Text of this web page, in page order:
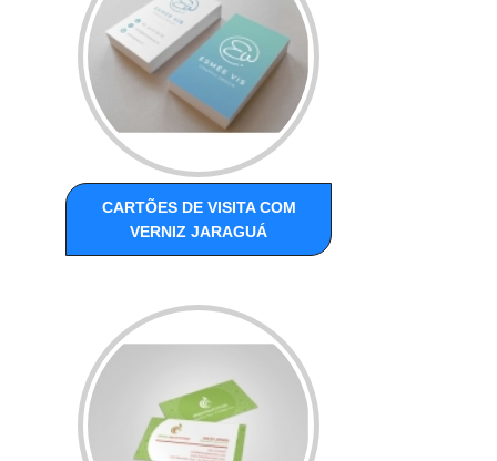
CARTÕES DE VISITA COM
VERNIZ JARAGUÁ